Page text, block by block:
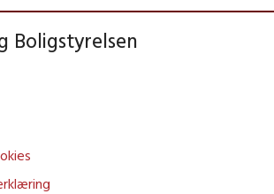
Boligstyrelsen